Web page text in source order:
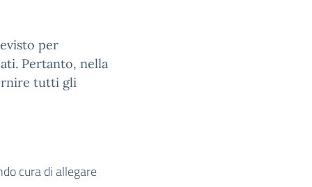
per
Pertanto, nella
tutti gli
cura di allegare